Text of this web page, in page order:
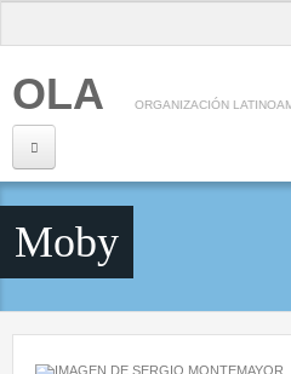
OLA ORGANIZACIÓN
Inicio
Nosotros
Moby